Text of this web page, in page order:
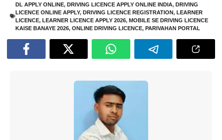
DL APPLY ONLINE, DRIVING LICENCE APPLY ONLINE INDIA, DRIVING
LICENCE ONLINE APPLY, DRIVING LICENCE REGISTRATION, LEARNER
LICENCE, LEARNER LICENCE APPLY 2026, MOBILE SE DRIVING LICENCE
KAISE BANAYE 2026, ONLINE DRIVING LICENCE, PARIVAHAN PORTAL